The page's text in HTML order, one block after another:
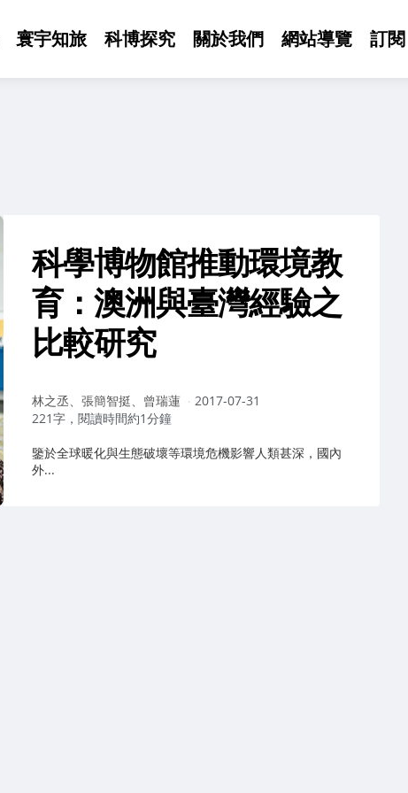
寰宇知旅 科博探究 關於我們 網站導覽 訂閱
科學博物館推動環境教
育：澳洲與臺灣經驗之
比較研究
作
者：
林之丞、張簡智挺、曾瑞蓮
2017-07-31
221字，閱讀時間約1分鐘
鑒於全球暖化與生態破壞等環境危機影響人類甚深，國內
外...